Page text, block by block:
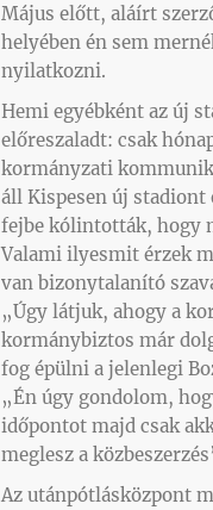
Május előtt, aláírt
helyében én sem
nyilatkozni.
Hemi egyébként az új
előreszaladt: csak
kormányzati
áll Kispesen új
fejbe kólintották, hogy
Valami ilyesmit érzek
van bizonytalanító
„Úgy látjuk, ahogy a
kormánybiztos már
fog épülni a jelenlegi
„Én úgy gondolom,
időpontot majd csak
meglesz a
Az utánpótlásközpont